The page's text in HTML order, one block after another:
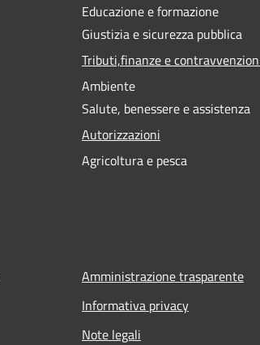
Educazione e formazione
Giustizia e sicurezza pubblica
Tributi,finanze e
Ambiente
Salute, benessere e assistenza
Autorizzazioni
Agricoltura e pesca
Amministrazione trasparente
Informativa privacy
Note legali